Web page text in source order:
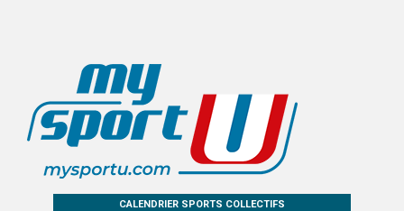
CALENDRIER SPORTS COLLECTIFS